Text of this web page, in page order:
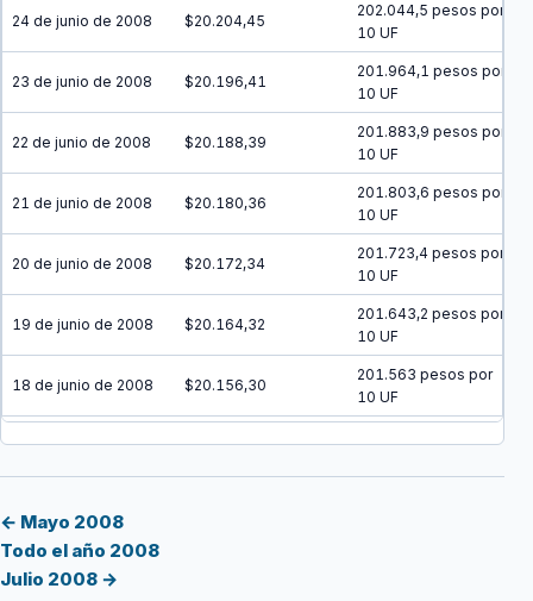
24 de junio de 2008 $20.204,45
202.044,5 pesos por
10 UF
23 de junio de 2008 $20.196,41
201.964,1 pesos por
10 UF
22 de junio de 2008 $20.188,39
201.883,9 pesos por
10 UF
21 de junio de 2008 $20.180,36
201.803,6 pesos por
10 UF
20 de junio de 2008 $20.172,34
201.723,4 pesos por
10 UF
19 de junio de 2008 $20.164,32
201.643,2 pesos por
10 UF
18 de junio de 2008 $20.156,30
201.563 pesos por
10 UF
17 de junio de 2008 $20.148,29
15 de junio de 2008
← Mayo 2008
Todo el año 2008
Julio 2008 →